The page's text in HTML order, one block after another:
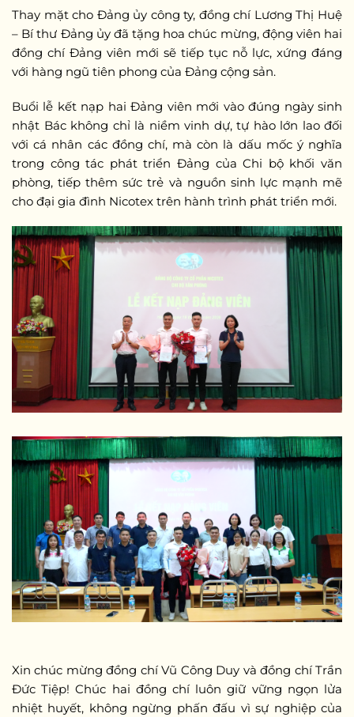
Thay mặt cho Đảng ủy công ty, đồng chí Lương Thị Huệ
– Bí thư Đảng ủy đã tặng hoa chúc mừng, động viên hai
đồng chí Đảng viên mới sẽ tiếp tục nỗ lực, xứng đáng
với hàng ngũ tiên phong của Đảng cộng sản.
Buổi lễ kết nạp hai Đảng viên mới vào đúng ngày sinh
nhật Bác không chỉ là niềm vinh dự, tự hào lớn lao đối
với cá nhân các đồng chí, mà còn là dấu mốc ý nghĩa
trong công tác phát triển Đảng của Chi bộ khối văn
phòng, tiếp thêm sức trẻ và nguồn sinh lực mạnh mẽ
cho đại gia đình Nicotex trên hành trình phát triển mới.
Xin chúc mừng đồng chí Vũ Công Duy và đồng chí Trần
Đức Tiệp! Chúc hai đồng chí luôn giữ vững ngọn lửa
nhiệt huyết, không ngừng phấn đấu vì sự nghiệp của